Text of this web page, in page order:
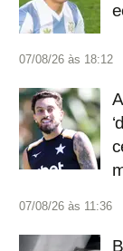
07/08/26 às 18:12
07/08/26 às 11:36